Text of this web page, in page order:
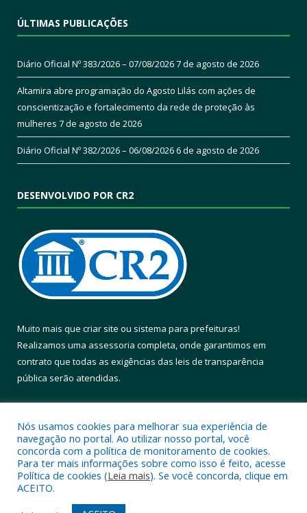
ÚLTIMAS PUBLICAÇÕES
Diário Oficial Nº 383/2026 – 07/08/20267 de agosto de 2026
Altamira abre programação do Agosto Lilás com ações de
conscientização e fortalecimento da rede de proteção às
mulheres 7 de agosto de 2026
Diário Oficial Nº 382/2026 – 06/08/20266 de agosto de 2026
DESENVOLVIDO POR CR2
Muito mais que criar site ou sistema para prefeituras!
Realizamos uma assessoria completa, onde garantimos em
contrato que todas as exigências das leis de transparência
pública serão atendidas.
Todos os direitos reservados a Prefeitura Municipal de Altamira.
Nós usamos cookies para melhorar sua experiência de
navegação no portal. Ao utilizar nosso portal, você
concorda com a política de monitoramento de cookies.
Para ter mais informações sobre como isso é feito, acesse
Política de cookies (Leia mais). Se você concorda, clique em
ACEITO.